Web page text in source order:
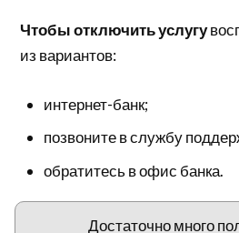
Чтобы отключить услугу
из вариантов:
интернет-банк;
позвоните в службу
обратитесь в офис банка.
Достаточно много